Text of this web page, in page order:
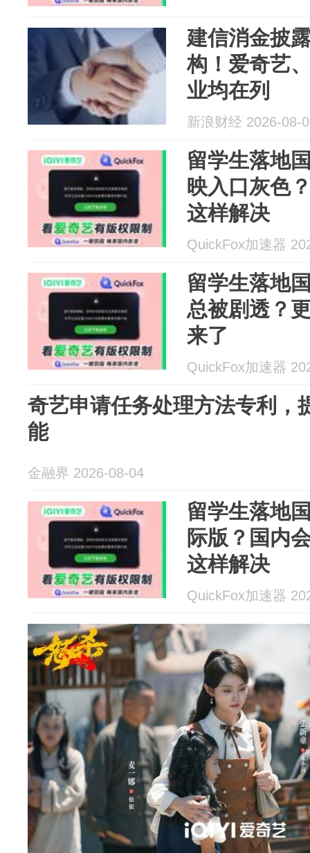
建信消金披
构！爱奇艺
业均在列
新浪财经 2026-08-
留学生落地
映入口灰色
这样解决
QuickFox加速器
留学生落地
总被剧透？
来了
QuickFox加速器
奇艺申请任务处理方法专利，
能
金融界 2026-08-04
留学生落地
际版？国内
这样解决
QuickFox加速器